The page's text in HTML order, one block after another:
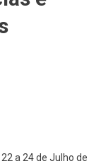
a 24 de Julho de